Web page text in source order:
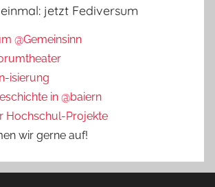
jetzt Fediversum
@Gemeinsinn
isierung
in @baiern
Hochschul-Projekte
wir gerne auf!